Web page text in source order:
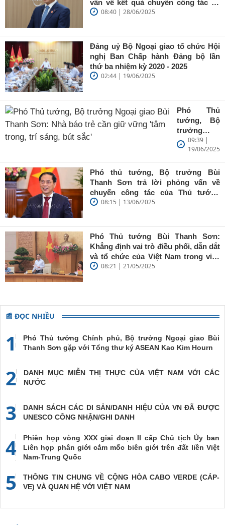
vấn về kết quả chuyến công tác tại
Trung Quốc của Thủ tướng Chính
08:40 | 28/06/2025
Đảng uỷ Bộ Ngoại giao tổ chức Hội
nghị Ban Chấp hành Đảng bộ lần
thứ ba nhiệm kỳ 2020 - 2025
02:44 | 19/06/2025
Phó Thủ
tướng, Bộ
trưởng
Ngoại giao
Bùi Thanh
Sơn: Nhà
báo trẻ cần
giữ vững
'tâm trong,
09:39 |
19/06/2025
Phó thủ tướng, Bộ trưởng Bùi
Thanh Sơn trả lời phỏng vấn về
chuyến công tác của Thủ tướng
Chính phủ đến Estonia, Pháp và
08:15 | 13/06/2025
Phó Thủ tướng Bùi Thanh Sơn:
Khẳng định vai trò điều phối, dẫn dắt
và tổ chức của Việt Nam trong việc
đề cao chủ nghĩa đa phương, đoàn
08:21 | 21/05/2025
📰 ĐỌC NHIỀU
1
Phó Thủ tướng Chính phủ, Bộ trưởng Ngoại giao Bùi
Thanh Sơn gặp với Tổng thư ký ASEAN Kao Kim Hourn
2
DANH MỤC MIỄN THỊ THỰC CỦA VIỆT NAM VỚI CÁC
NƯỚC
3
DANH SÁCH CÁC DI SẢN/DANH HIỆU CỦA VN ĐÃ ĐƯỢC
UNESCO CÔNG NHẬN/GHI DANH
4
Phiên họp vòng XXX giai đoạn II cấp Chủ tịch Ủy ban
Liên họp phân giới cắm mốc biên giới trên đất liền Việt
Nam-Trung Quốc
5
THÔNG TIN CHUNG VỀ CỘNG HÒA CABO VERDE (CÁP-
VE) VÀ QUAN HỆ VỚI VIỆT NAM